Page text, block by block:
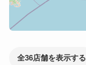
全36店舗を表示する